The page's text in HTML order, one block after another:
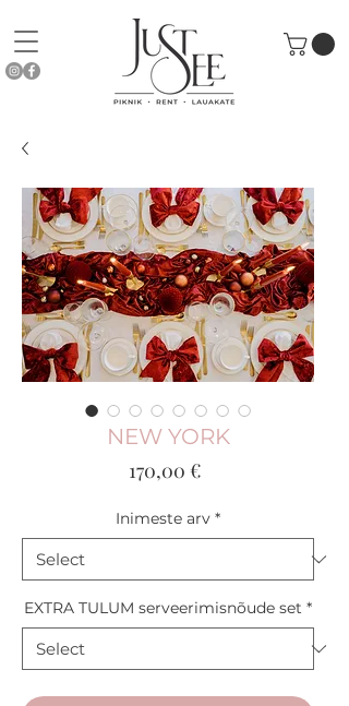
NEW YORK
170,00 €
Inimeste arv *
EXTRA TULUM serveerimisnõude set *